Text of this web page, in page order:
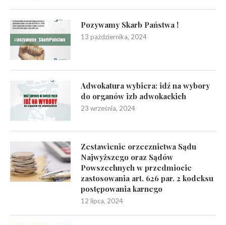
Pozywamy Skarb Państwa !
13 października, 2024
Adwokatura wybiera: idź na wybory
do organów izb adwokackich
23 września, 2024
Zestawienie orzecznictwa Sądu
Najwyższego oraz Sądów
Powszechnych w przedmiocie
zastosowania art. 626 par. 2 kodeksu
postępowania karnego
12 lipca, 2024